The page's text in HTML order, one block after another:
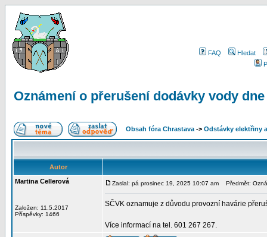
FAQ
Hledat
Oznámení o přerušení dodávky vody
Obsah fóra Chrastava -> Odstávky elektřiny
Autor
Martina Cellerová
Založen: 11.5.2017
Příspěvky: 1466
Zaslal: pá prosinec 19, 2025 10:07 am Předmět:
SČVK oznamuje z důvodu provozní havárie
Více informací na tel. 601 267 267.